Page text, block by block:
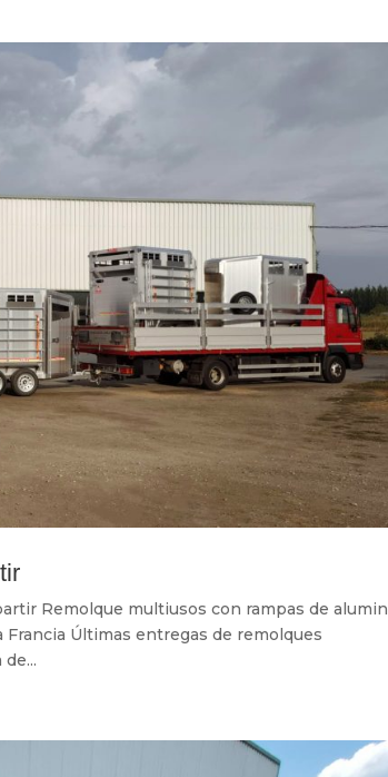
Remolque multiusos con rampas de
Últimas entregas de remolques